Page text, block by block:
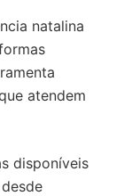
natalina
atendem
disponíveis